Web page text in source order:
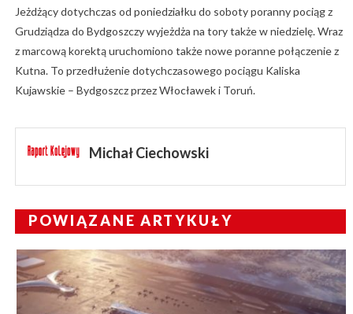
Jeżdżący dotychczas od poniedziałku do soboty poranny pociąg z
Grudziądza do Bydgoszczy wyjeżdża na tory także w niedzielę. Wraz
z marcową korektą uruchomiono także nowe poranne połączenie z
Kutna. To przedłużenie dotychczasowego pociągu Kaliska
Kujawskie – Bydgoszcz przez Włocławek i Toruń.
Michał Ciechowski
POWIĄZANE ARTYKUŁY